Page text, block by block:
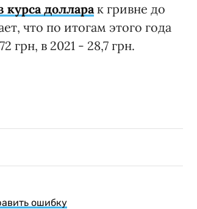
доллара к гривне до
что по итогам этого года
грн, в 2021 - 28,7 грн.
ошибку